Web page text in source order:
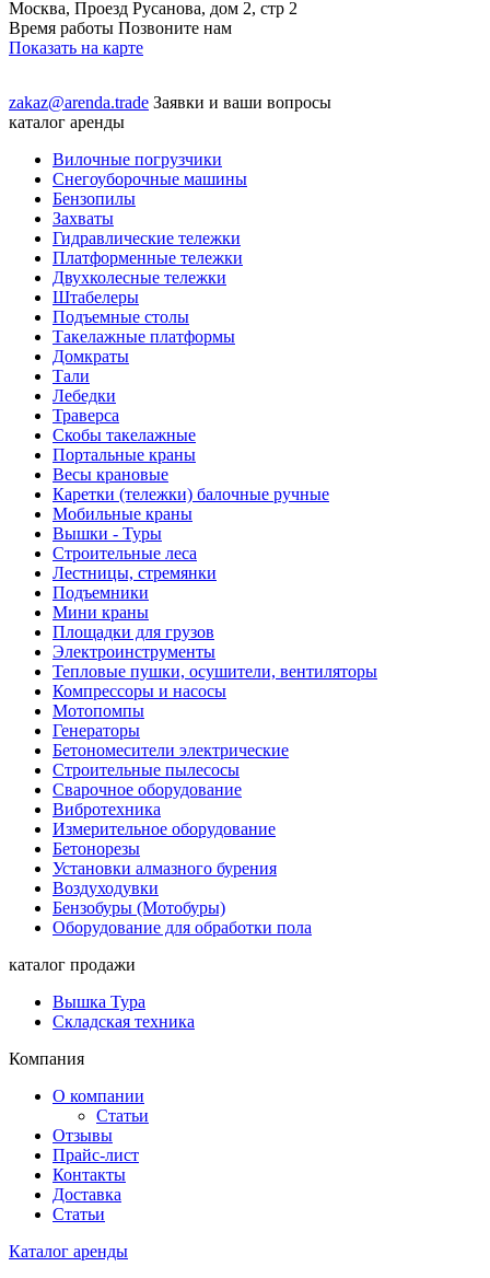
Москва, Проезд Русанова, дом 2, стр 2
Время работы Позвоните нам
Показать на карте
zakaz@arenda.trade Заявки и ваши вопросы
каталог аренды
Вилочные погрузчики
Снегоуборочные машины
Бензопилы
Захваты
Гидравлические тележки
Платформенные тележки
Двухколесные тележки
Штабелеры
Подъемные столы
Такелажные платформы
Домкраты
Тали
Лебедки
Траверса
Скобы такелажные
Портальные краны
Весы крановые
Каретки (тележки) балочные ручные
Мобильные краны
Вышки - Туры
Строительные леса
Лестницы, стремянки
Подъемники
Мини краны
Площадки для грузов
Электроинструменты
Тепловые пушки, осушители, вентиляторы
Компрессоры и насосы
Мотопомпы
Генераторы
Бетономесители электрические
Строительные пылесосы
Сварочное оборудование
Вибротехника
Измерительное оборудование
Бетонорезы
Установки алмазного бурения
Воздуходувки
Бензобуры (Мотобуры)
Оборудование для обработки пола
каталог продажи
Вышка Тура
Складская техника
Компания
О компании
Статьи
Отзывы
Прайс-лист
Контакты
Доставка
Статьи
Каталог аренды